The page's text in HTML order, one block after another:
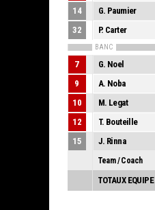
14 G. Paumier
32 P. Carter
BANC
7 G. Noel
9 A. Noba
10 M. Legat
12 T. Bouteille
15 J. Rinna
Team / Coach
TOTAUX EQUIPE